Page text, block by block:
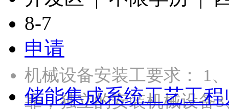
8-7
申请
机械设备安装工要求： 1
靠，独立的安装机械设
储能集成系统工艺工程